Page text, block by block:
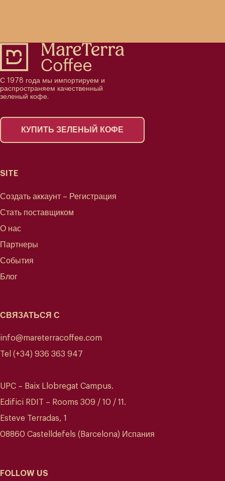
Колумбия
Культура и живописный пейзаж - гордость кофейной аутентичности
С 1978 года мы импортируем и
распространяем качественный
зеленый кофе.
КУПИТЬ ЗЕЛЕНЫЙ КОФЕ
SITE
Создать аккаунт – Регистрация
Стать поставщиком
О нас
Партнеры
События
Блог
СВЯЗАТЬСЯ С
info@mareterracoffee.com
Tel (+34) 936 363 947
UPC – Baix Llobregat Campus.
Edifici RDIT – Rooms 309 / 10 / 11.
Esteve Terradas, 1
08860 Castelldefels (Barcelona) Испания
FOLLOW US